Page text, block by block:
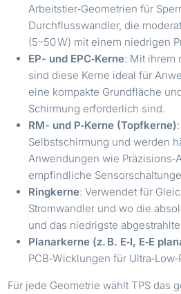
Arbeitstier‑Geometrien für
Durchflusswandler, die
(5–50 W) mit einem niedrigen
EP- und EPC‑Kerne: Mit ihrem
sind diese Kerne ideal für
eine kompakte Grundfläche
Schirmung erforderlich sind.
RM- und P‑Kerne (Topfkerne)
Selbstschirmung und werden
Anwendungen wie
empfindliche
Ringkerne: Verwendet für
Stromwandler und wo die
und das niedrigste
Planarkerne (z. B. E‑I, E‑E
PCB‑Wicklungen für
Für jede Geometrie wählt TPS das